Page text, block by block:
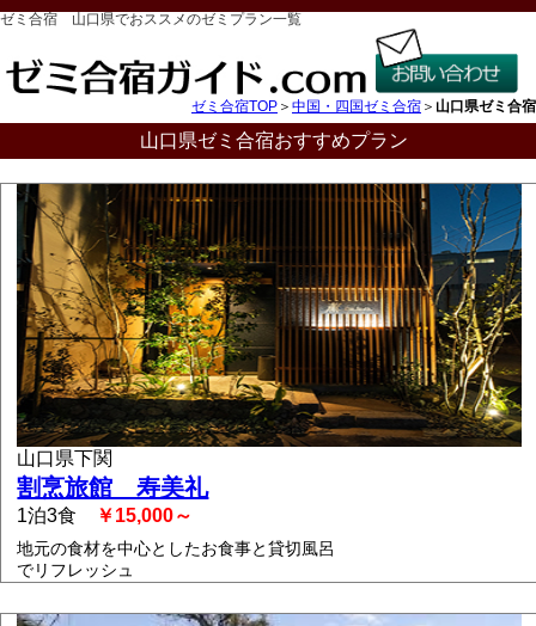
ゼミ合宿 山口県でおススメのゼミプラン一覧
ゼミ合宿TOP ＞ 中国・四国ゼミ合宿 ＞ 山口県ゼミ合宿
山口県ゼミ合宿おすすめプラン
山口県下関
割烹旅館 寿美礼
1泊3食 ￥15,000～
地元の食材を中心としたお食事と貸切風呂
でリフレッシュ